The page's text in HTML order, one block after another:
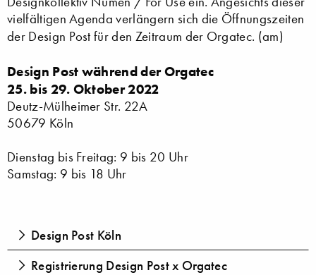
vielfältigen Agenda verlängern sich die Öffnungszeiten
der Design Post für den Zeitraum der Orgatec. (am)
Design Post während der Orgatec
25. bis 29. Oktober 2022
Deutz-Mülheimer Str. 22A
50679 Köln
Dienstag bis Freitag: 9 bis 20 Uhr
Samstag: 9 bis 18 Uhr
Design Post Köln
Registrierung Design Post x Orgatec